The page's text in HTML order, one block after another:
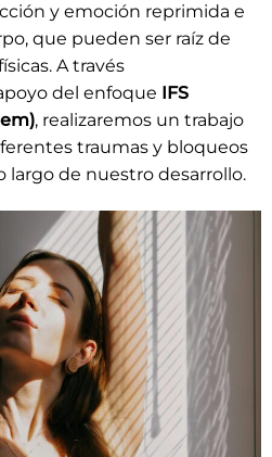
y emoción reprimida e
que pueden ser raíz de
A través
del enfoque IFS
, realizaremos un trabajo
traumas y bloqueos
largo de nuestro desarrollo.